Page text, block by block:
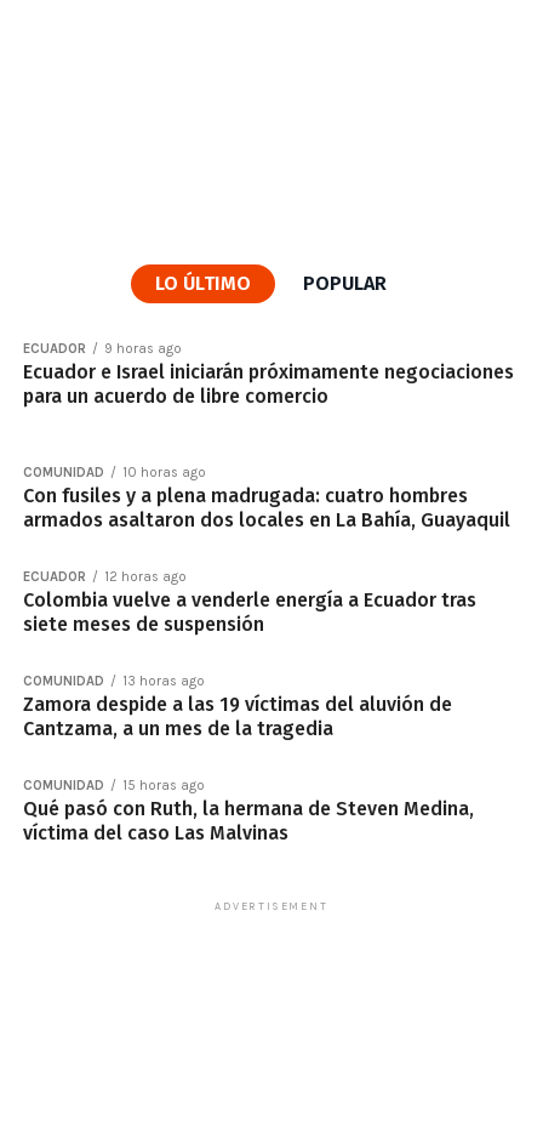
LO ÚLTIMO POPULAR
ECUADOR 9 horas ago
Ecuador e Israel iniciarán próximamente negociaciones
para un acuerdo de libre comercio
COMUNIDAD 10 horas ago
Con fusiles y a plena madrugada: cuatro hombres
armados asaltaron dos locales en La Bahía, Guayaquil
ECUADOR 12 horas ago
Colombia vuelve a venderle energía a Ecuador tras
siete meses de suspensión
COMUNIDAD 13 horas ago
Zamora despide a las 19 víctimas del aluvión de
Cantzama, a un mes de la tragedia
COMUNIDAD 15 horas ago
Qué pasó con Ruth, la hermana de Steven Medina,
víctima del caso Las Malvinas
ADVERTISEMENT